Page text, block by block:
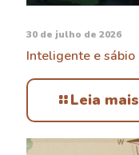
30 de julho de 2026
Inteligente e sábio
Leia mais